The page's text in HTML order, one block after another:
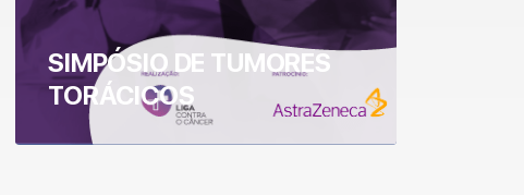
SIMPÓSIO DE TUMORES
TORÁCICOS